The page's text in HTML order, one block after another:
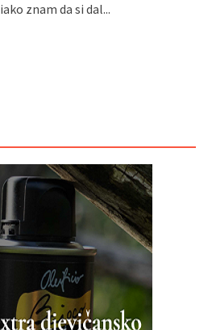
iako znam da si dal...